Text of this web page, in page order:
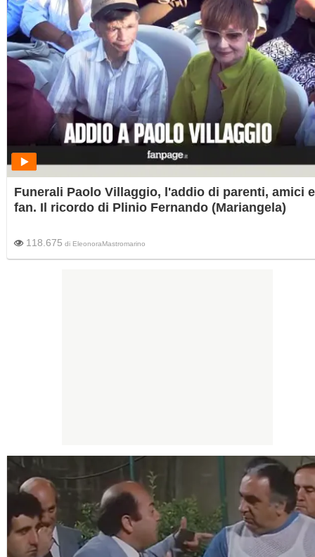
Funerali Paolo Villaggio, l'addio di parenti, amici e
fan. Il ricordo di Plinio Fernando (Mariangela)
118.675 di EleonoraMastromarino